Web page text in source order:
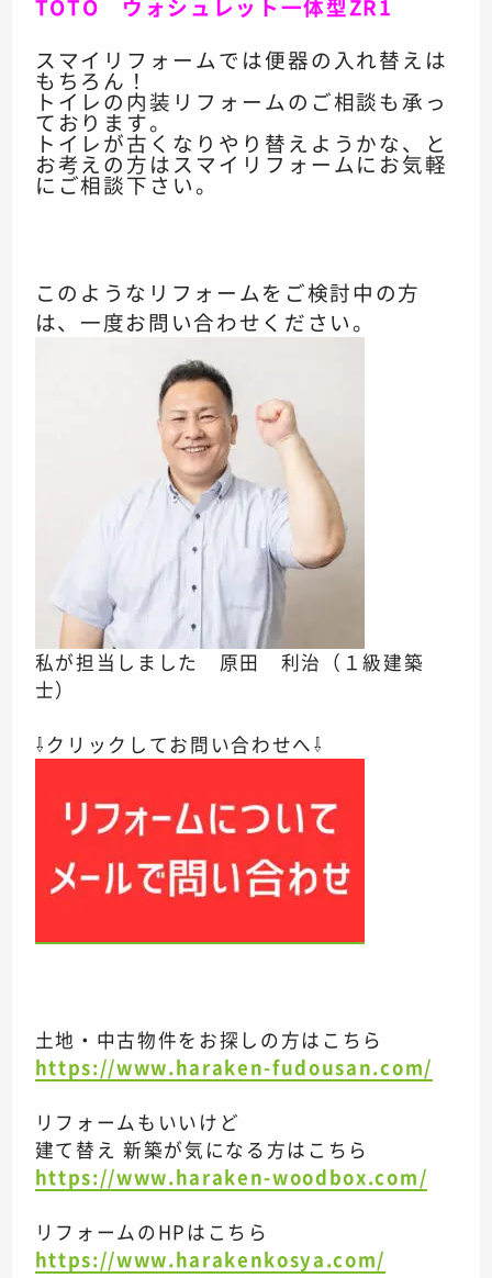
スマイリフォームでは便器の入れ替えは
もちろん！
トイレの内装リフォームの ご相談も承っ
ております。
トイレが古くなり やり替えようかな、 と
お考えの方は スマイリフォームにお気軽
にご相談下さい。
このようなリフォームをご検討中の方
は、一度お問い合わせください。
私が担当しました 原田 利治（１級建築
士）
⇩クリックしてお問い合わせへ⇩
土地・中古物件をお探しの方はこちら
https://www.haraken-fudousan.com/
リフォームもいいけど
建て替え 新築が気になる方はこちら
https://www.haraken-woodbox.com/
リフォームのHPはこちら
https://www.harakenkosya.com/